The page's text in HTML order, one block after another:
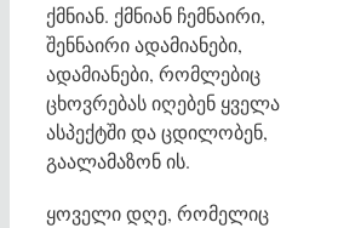
ქმნიან. ქმნიან ჩემნაირი,
შენნაირი ადამიანები,
ადამიანები, რომლებიც
ცხოვრებას იღებენ ყველა
ასპექტში და ცდილობენ,
გაალამაზონ ის.
ყოველი დღე, რომელიც